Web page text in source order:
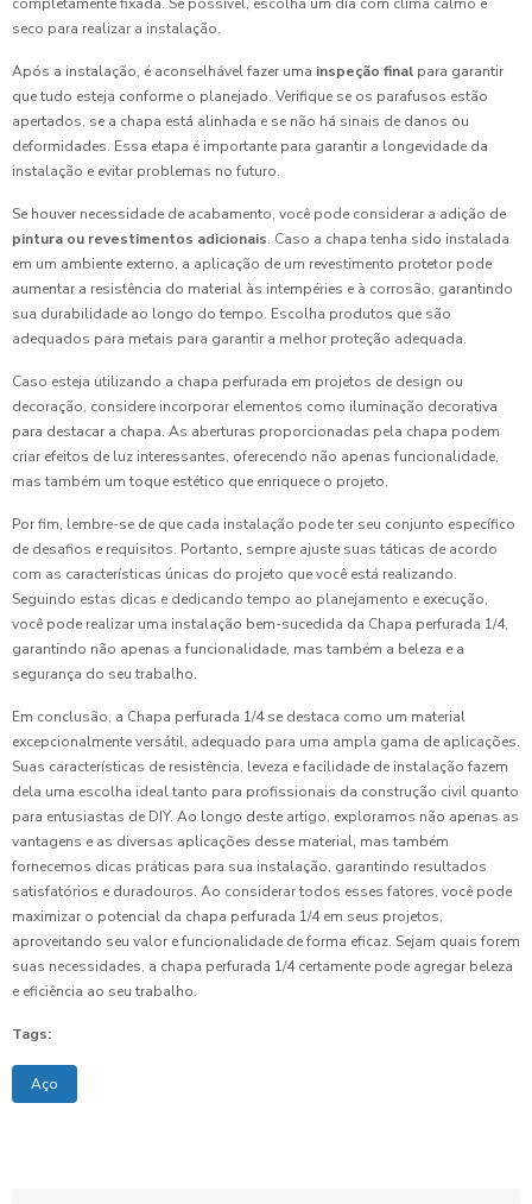
seco para realizar a instalação.
Após a instalação, é aconselhável fazer uma inspeção final para garantir
que tudo esteja conforme o planejado. Verifique se os parafusos estão
apertados, se a chapa está alinhada e se não há sinais de danos ou
deformidades. Essa etapa é importante para garantir a longevidade da
instalação e evitar problemas no futuro.
Se houver necessidade de acabamento, você pode considerar a adição de
pintura ou revestimentos adicionais. Caso a chapa tenha sido instalada
em um ambiente externo, a aplicação de um revestimento protetor pode
aumentar a resistência do material às intempéries e à corrosão, garantindo
sua durabilidade ao longo do tempo. Escolha produtos que são
adequados para metais para garantir a melhor proteção adequada.
Caso esteja utilizando a chapa perfurada em projetos de design ou
decoração, considere incorporar elementos como iluminação decorativa
para destacar a chapa. As aberturas proporcionadas pela chapa podem
criar efeitos de luz interessantes, oferecendo não apenas funcionalidade,
mas também um toque estético que enriquece o projeto.
Por fim, lembre-se de que cada instalação pode ter seu conjunto específico
de desafios e requisitos. Portanto, sempre ajuste suas táticas de acordo
com as características únicas do projeto que você está realizando.
Seguindo estas dicas e dedicando tempo ao planejamento e execução,
você pode realizar uma instalação bem-sucedida da Chapa perfurada 1/4,
garantindo não apenas a funcionalidade, mas também a beleza e a
segurança do seu trabalho.
Em conclusão, a Chapa perfurada 1/4 se destaca como um material
excepcionalmente versátil, adequado para uma ampla gama de aplicações.
Suas características de resistência, leveza e facilidade de instalação fazem
dela uma escolha ideal tanto para profissionais da construção civil quanto
para entusiastas de DIY. Ao longo deste artigo, exploramos não apenas as
vantagens e as diversas aplicações desse material, mas também
fornecemos dicas práticas para sua instalação, garantindo resultados
satisfatórios e duradouros. Ao considerar todos esses fatores, você pode
maximizar o potencial da chapa perfurada 1/4 em seus projetos,
aproveitando seu valor e funcionalidade de forma eficaz. Sejam quais forem
suas necessidades, a chapa perfurada 1/4 certamente pode agregar beleza
e eficiência ao seu trabalho.
Tags:
Aço